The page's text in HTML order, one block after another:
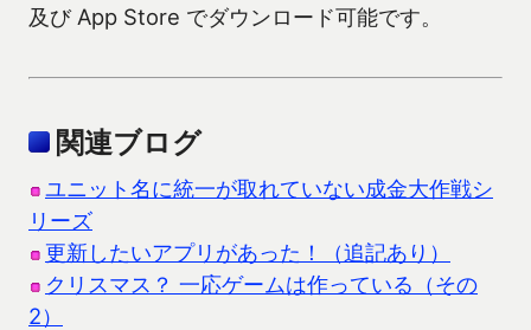
及び App Store でダウンロード可能です。
関連ブログ
ユニット名に統一が取れていない成金大作戦シ
リーズ
更新したいアプリがあった！（追記あり）
クリスマス？ 一応ゲームは作っている（その
2）